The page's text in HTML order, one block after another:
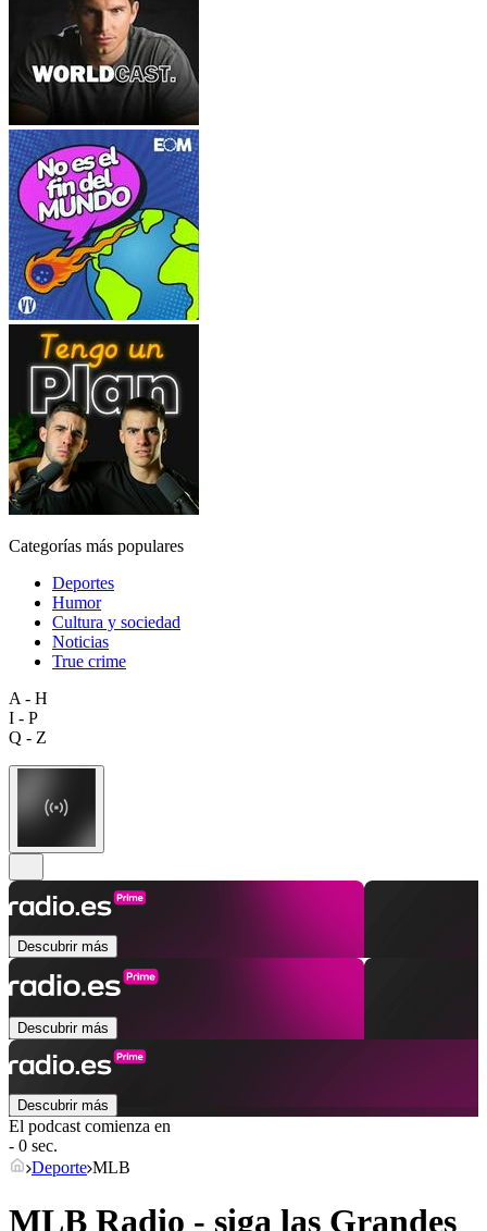
Categorías más populares
Deportes
Humor
Cultura y sociedad
Noticias
True crime
A - H
I - P
Q - Z
Descubrir más
Descubrir más
Descubrir más
El podcast comienza en
- 0 sec.
Deporte MLB
MLB Radio - siga las Grandes